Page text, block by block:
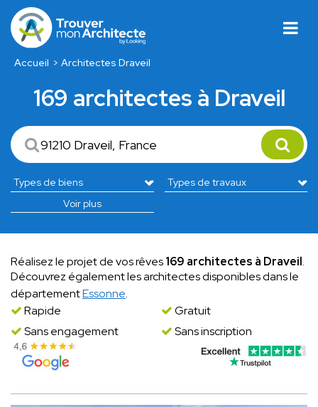
Accueil Architectes Draveil
169 architectes à Draveil
Voir plus
Réalisez le projet de vos rêves169 architectes à Draveil.
Découvrez également les architectes disponibles dans le
départementEssonne.
Rapide
Gratuit
Sans engagement
Sans inscription